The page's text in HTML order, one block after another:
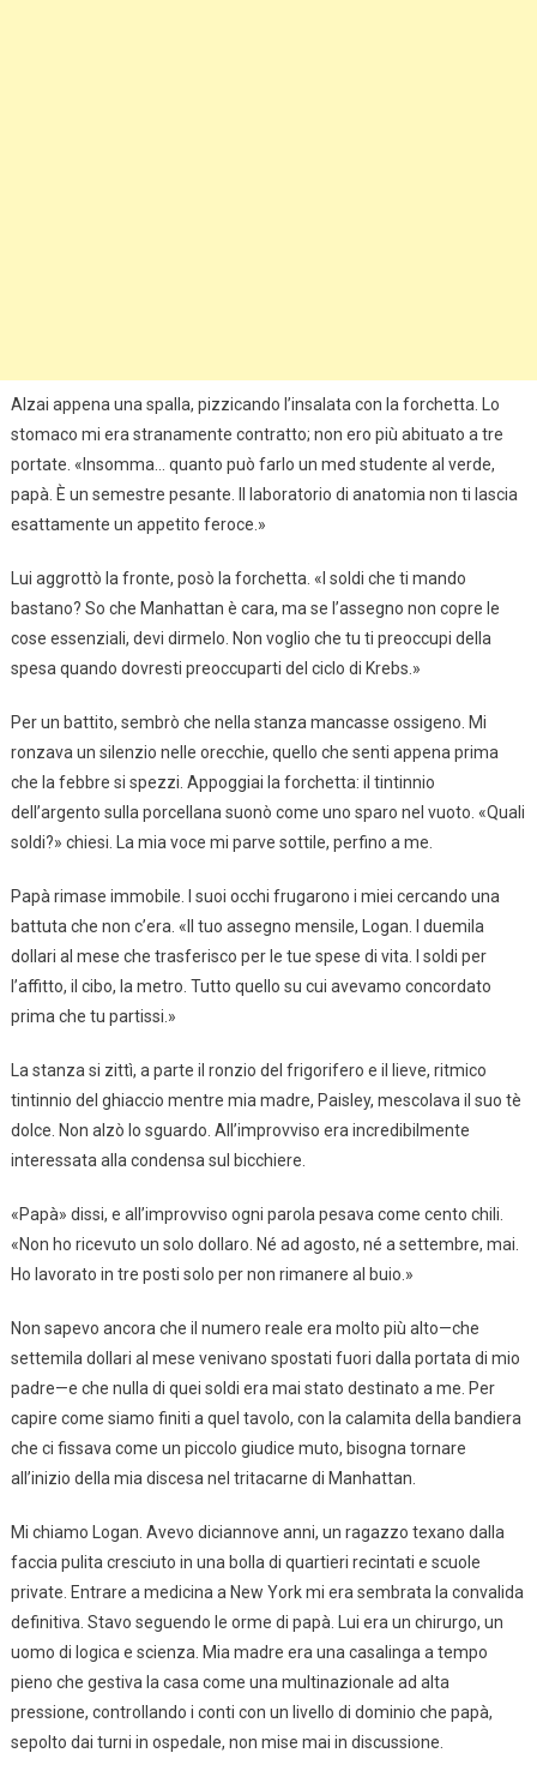
Alzai appena una spalla, pizzicando l’insalata con la forchetta. Lo
stomaco mi era stranamente contratto; non ero più abituato a tre
portate. «Insomma… quanto può farlo un med studente al verde,
papà. È un semestre pesante. Il laboratorio di anatomia non ti lascia
esattamente un appetito feroce.»
Lui aggrottò la fronte, posò la forchetta. «I soldi che ti mando
bastano? So che Manhattan è cara, ma se l’assegno non copre le
cose essenziali, devi dirmelo. Non voglio che tu ti preoccupi della
spesa quando dovresti preoccuparti del ciclo di Krebs.»
Per un battito, sembrò che nella stanza mancasse ossigeno. Mi
ronzava un silenzio nelle orecchie, quello che senti appena prima
che la febbre si spezzi. Appoggiai la forchetta: il tintinnio
dell’argento sulla porcellana suonò come uno sparo nel vuoto. «Quali
soldi?» chiesi. La mia voce mi parve sottile, perfino a me.
Papà rimase immobile. I suoi occhi frugarono i miei cercando una
battuta che non c’era. «Il tuo assegno mensile, Logan. I duemila
dollari al mese che trasferisco per le tue spese di vita. I soldi per
l’affitto, il cibo, la metro. Tutto quello su cui avevamo concordato
prima che tu partissi.»
La stanza si zittì, a parte il ronzio del frigorifero e il lieve, ritmico
tintinnio del ghiaccio mentre mia madre, Paisley, mescolava il suo tè
dolce. Non alzò lo sguardo. All’improvviso era incredibilmente
interessata alla condensa sul bicchiere.
«Papà» dissi, e all’improvviso ogni parola pesava come cento chili.
«Non ho ricevuto un solo dollaro. Né ad agosto, né a settembre, mai.
Ho lavorato in tre posti solo per non rimanere al buio.»
Non sapevo ancora che il numero reale era molto più alto—che
settemila dollari al mese venivano spostati fuori dalla portata di mio
padre—e che nulla di quei soldi era mai stato destinato a me. Per
capire come siamo finiti a quel tavolo, con la calamita della bandiera
che ci fissava come un piccolo giudice muto, bisogna tornare
all’inizio della mia discesa nel tritacarne di Manhattan.
Mi chiamo Logan. Avevo diciannove anni, un ragazzo texano dalla
faccia pulita cresciuto in una bolla di quartieri recintati e scuole
private. Entrare a medicina a New York mi era sembrata la convalida
definitiva. Stavo seguendo le orme di papà. Lui era un chirurgo, un
uomo di logica e scienza. Mia madre era una casalinga a tempo
pieno che gestiva la casa come una multinazionale ad alta
pressione, controllando i conti con un livello di dominio che papà,
sepolto dai turni in ospedale, non mise mai in discussione.